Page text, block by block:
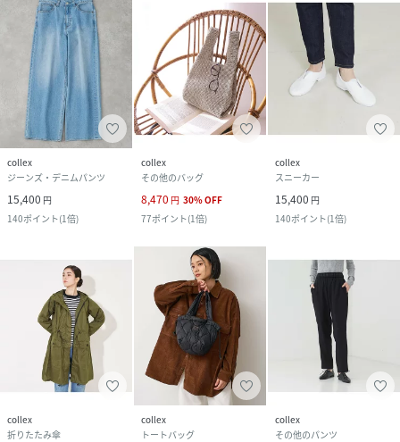
collex
ジーンズ・デニムパンツ
15,400 円
140ポイント(1倍)
collex
その他のバッグ
8,470 円 30%OFF
77ポイント(1倍)
collex
スニーカー
15,400 円
140ポイント(1倍)
collex
折りたたみ傘
collex
トートバッグ
collex
その他のパンツ